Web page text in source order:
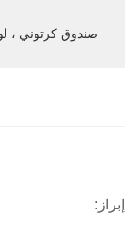
إبراز: